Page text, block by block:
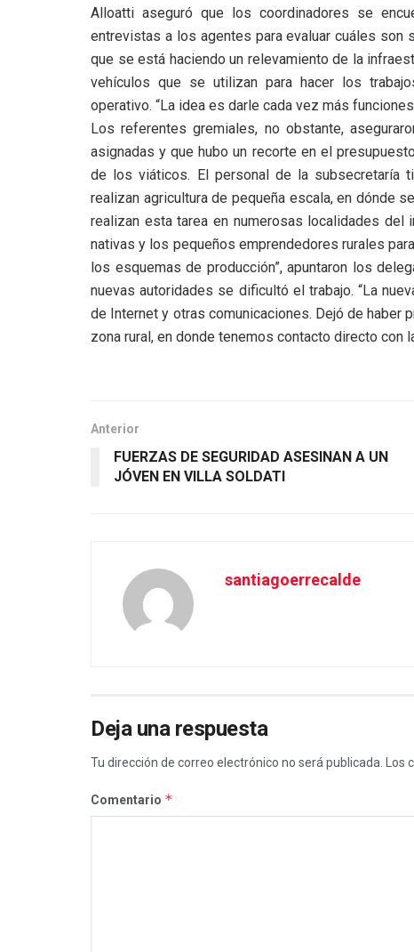
Alloatti aseguró que los coordinadores se
entrevistas a los agentes para evaluar cuáles son
que se está haciendo un relevamiento de la
vehículos que se utilizan para hacer los
operativo. “La idea es darle cada vez más
Los referentes gremiales, no obstante,
asignadas y que hubo un recorte en el
de los viáticos. El personal de la subsecretaría
realizan agricultura de pequeña escala, en dónde
realizan esta tarea en numerosas localidades del
nativas y los pequeños emprendedores rurales
los esquemas de producción”, apuntaron los
nuevas autoridades se dificultó el trabajo. “La
de Internet y otras comunicaciones. Dejó de haber
zona rural, en donde tenemos contacto directo con
Anterior
FUERZAS DE SEGURIDAD ASESINAN A UN
JÓVEN EN VILLA SOLDATI
santiagoerrecalde
Deja una respuesta
Tu dirección de correo electrónico no será publicada. Los
Comentario *